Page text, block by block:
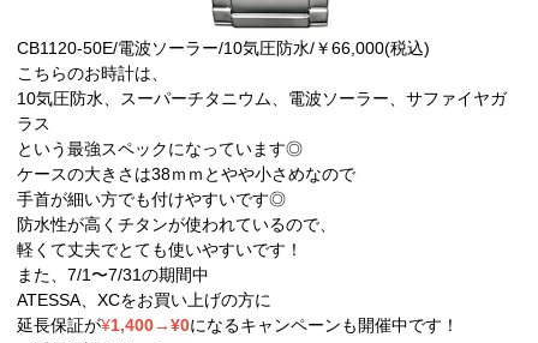
CB1120-50E/電波ソーラー/10気圧防水/￥66,000(税込)
こちらのお時計は、
10気圧防水、スーパーチタニウム、電波ソーラー、サファイヤガ
ラス
という最強スペックになっています◎
ケースの大きさは38ｍｍとやや小さめなので
手首が細い方でも付けやすいです◎
防水性が高くチタンが使われているので、
軽くて丈夫でとても使いやすいです！
また、7/1〜7/31の期間中
ATESSA、XCをお買い上げの方に
延長保証が¥1,400→¥0になるキャンペーンも開催中です！